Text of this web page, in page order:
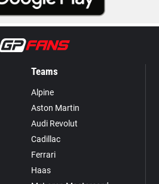
Teams
Alpine
Aston Martin
Audi Revolut
Cadillac
Ferrari
Haas